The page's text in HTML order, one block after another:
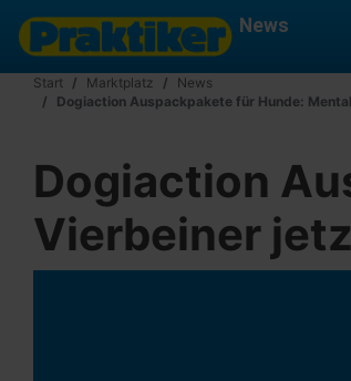
News
Start Marktplatz
News
Dogiaction Auspackpakete für Hunde:
Dogiaction
Vierbeiner